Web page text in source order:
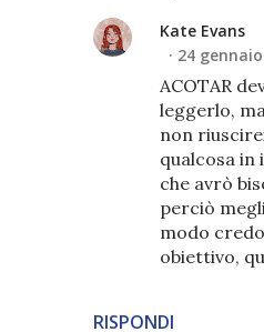
RISPONDI
Kate Evans
24
ACOTAR
leggerlo,
non
qualcosa in
che avrò
perciò
modo
obiettivo,